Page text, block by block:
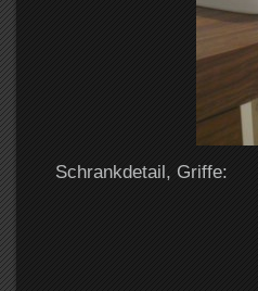
Schrankdetail, Griffe: